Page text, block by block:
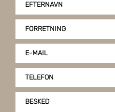
EFTERNAVN
FORRETNING
E-MAIL
TELEFON
BESKED